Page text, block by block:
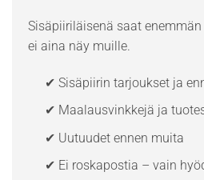
Sisäpiiriläisenä saat
ei aina näy muille.
✔ Sisäpiirin tarjoukset ja
✔ Maalausvinkkejä ja
✔ Uutuudet ennen muita
✔ Ei roskapostia – vain